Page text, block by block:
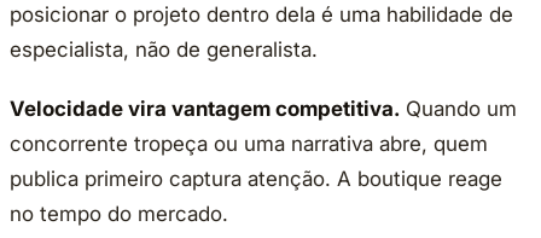
posicionar o projeto dentro dela é uma habilidade de
especialista, não de generalista.
Velocidade vira vantagem competitiva. Quando um
concorrente tropeça ou uma narrativa abre, quem
publica primeiro captura atenção. A boutique reage
no tempo do mercado.